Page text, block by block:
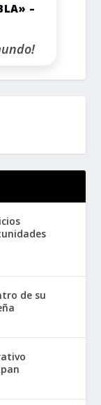
–
de su